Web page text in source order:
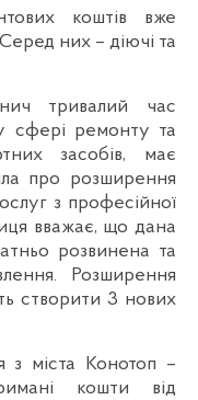
коштів вже
них – діючі та
тривалий час
сфері ремонту та
засобів, має
про розширення
з професійної
вважає, що дана
розвинена та
Розширення
створити 3 нових
міста Конотоп –
кошти від